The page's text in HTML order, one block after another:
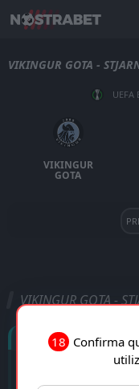
VIKINGUR GOTA -
UEFA
VIKINGUR
GOTA
VIKINGUR GOTA -
18 Confirma